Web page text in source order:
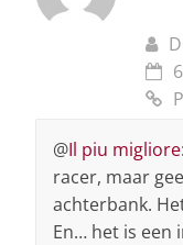
@Il piu migliore
racer, maar
achterbank.
En… het is een